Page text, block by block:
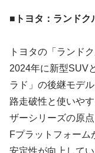
■トヨタ：ランドク
トヨタの「ランド
2024年に新型SUV
ラド」の後継モデ
路走破性と使いや
ザーシリーズの原
Fプラットフォー